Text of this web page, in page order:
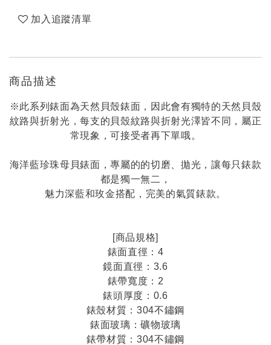
加入追蹤清單
商品描述
※此系列錶面為天然貝殼錶面，因此會有獨特的天然貝殼
紋路與折射光，每支的貝殼紋路與折射光澤皆不同，屬正
常現象，可接受者再下單哦。
海洋藍珍珠母貝錶面，專屬的的切磨、拋光，讓每只錶款
都是獨一無二，
魅力深藍和玫金搭配，完美的氣質錶款。
[商品規格]
錶面直徑：4
鏡面直徑：3.6
錶帶寬度：2
錶頭厚度：0.6
錶殼材質：304不鏽鋼
錶面玻璃：礦物玻璃
錶帶材質：304不鏽鋼